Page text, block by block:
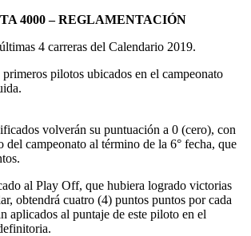
4000 – REGLAMENTACIÓN
4 carreras del Calendario 2019.
pilotos ubicados en el campeonato
volverán su puntuación a 0 (cero), con
del campeonato al término de la 6° fecha, que
al Play Off, que hubiera logrado victorias
obtendrá cuatro (4) puntos puntos por cada
aplicados al puntaje de este piloto en el